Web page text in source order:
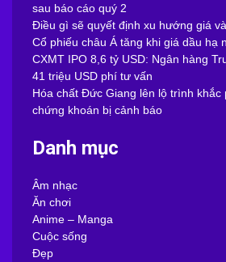
sau báo cáo quý 2
Điều gì sẽ quyết định xu hướng giá
Cổ phiếu châu Á tăng khi giá dầu hạ
CXMT IPO 8,6 tỷ USD: Ngân hàng
41 triệu USD phí tư vấn
Hóa chất Đức Giang lên lộ trình khắc
chứng khoán bị cảnh báo
Danh mục
Âm nhạc
Ăn chơi
Anime – Manga
Cuộc sống
Đẹp